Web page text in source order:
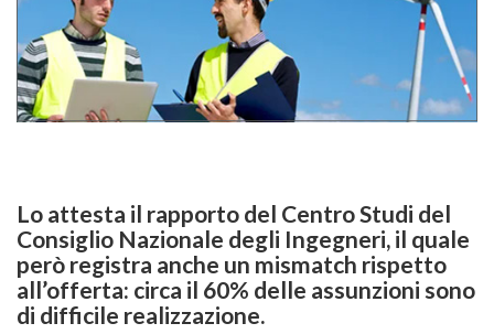
Lo attesta il rapporto del Centro Studi del
Consiglio Nazionale degli Ingegneri, il quale
però registra anche un mismatch rispetto
all’offerta: circa il 60% delle assunzioni sono
di difficile realizzazione.